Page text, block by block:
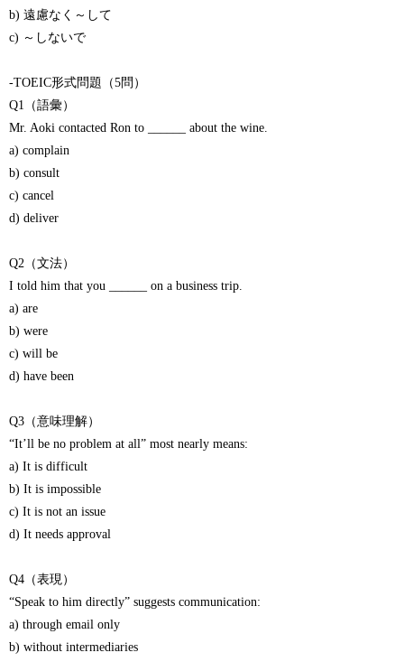
b) 遠慮なく～して
c) ～しないで
-TOEIC形式問題（5問）
Q1（語彙）
Mr. Aoki contacted Ron to ______ about the wine.
a) complain
b) consult
c) cancel
d) deliver
Q2（文法）
I told him that you ______ on a business trip.
a) are
b) were
c) will be
d) have been
Q3（意味理解）
“It’ll be no problem at all” most nearly means:
a) It is difficult
b) It is impossible
c) It is not an issue
d) It needs approval
Q4（表現）
“Speak to him directly” suggests communication:
a) through email only
b) without intermediaries